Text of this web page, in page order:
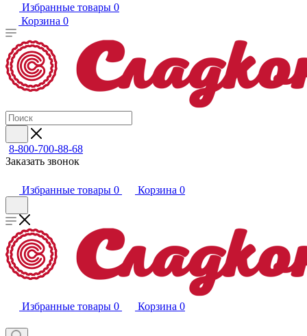
Избранные товары 0
Корзина 0
8-800-700-88-68
Заказать звонок
Избранные товары 0 Корзина 0
Избранные товары 0 Корзина 0